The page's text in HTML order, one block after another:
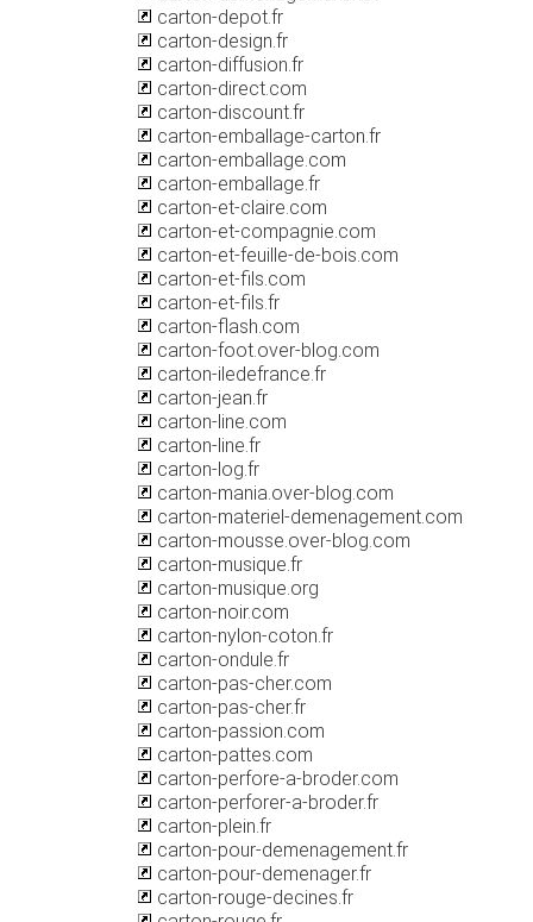
carton-depot.fr
carton-design.fr
carton-diffusion.fr
carton-direct.com
carton-discount.fr
carton-emballage-carton.fr
carton-emballage.com
carton-emballage.fr
carton-et-claire.com
carton-et-compagnie.com
carton-et-feuille-de-bois.com
carton-et-fils.com
carton-et-fils.fr
carton-flash.com
carton-foot.over-blog.com
carton-iledefrance.fr
carton-jean.fr
carton-line.com
carton-line.fr
carton-log.fr
carton-mania.over-blog.com
carton-materiel-demenagement.com
carton-mousse.over-blog.com
carton-musique.fr
carton-musique.org
carton-noir.com
carton-nylon-coton.fr
carton-ondule.fr
carton-pas-cher.com
carton-pas-cher.fr
carton-passion.com
carton-pattes.com
carton-perfore-a-broder.com
carton-perforer-a-broder.fr
carton-plein.fr
carton-pour-demenagement.fr
carton-pour-demenager.fr
carton-rouge-decines.fr